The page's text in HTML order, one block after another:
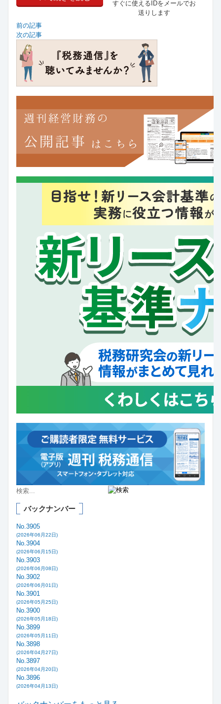
すぐに使えるIDをメールでお
送りします
前の記事
次の記事
バックナンバー
No.3905
(2026年06月22日)
No.3904
(2026年06月15日)
No.3903
(2026年06月08日)
No.3902
(2026年06月01日)
No.3901
(2026年05月25日)
No.3900
(2026年05月18日)
No.3899
(2026年05月11日)
No.3898
(2026年04月27日)
No.3897
(2026年04月20日)
No.3896
(2026年04月13日)